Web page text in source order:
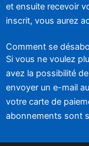
et ensuite recevoir
inscrit, vous aurez
Comment se
Si vous ne voulez
avez la possibilité
envoyer un e-mail
votre carte de
abonnements sont